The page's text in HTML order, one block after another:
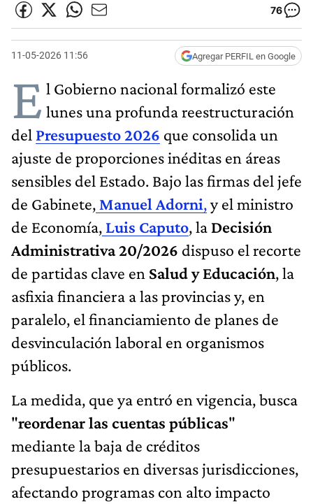
76
11-05-2026 11:56 Agregar PERFIL en Google
E l Gobierno nacional formalizó este
lunes una profunda reestructuración
del Presupuesto 2026 que consolida un
ajuste de proporciones inéditas en áreas
sensibles del Estado. Bajo las firmas del jefe
de Gabinete, Manuel Adorni,y el ministro
de Economía, Luis Caputo, la Decisión
Administrativa 20/2026 dispuso el recorte
de partidas clave en Salud y Educación, la
asfixia financiera a las provincias y, en
paralelo, el financiamiento de planes de
desvinculación laboral en organismos
públicos.
La medida, que ya entró en vigencia, busca
"reordenar las cuentas públicas"
mediante la baja de créditos
presupuestarios en diversas jurisdicciones,
afectando programas con alto impacto